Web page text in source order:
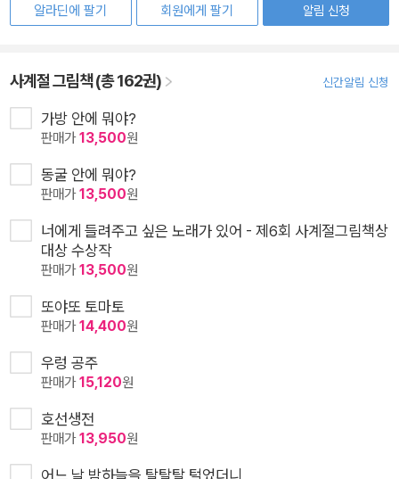
알라딘에 팔기
회원에게 팔기
알림 신청
사계절 그림책 (총 162권) 신간알림 신청
가방 안에 뭐야?
판매가13,500원
동굴 안에 뭐야?
판매가13,500원
너에게 들려주고 싶은 노래가 있어 - 제6회 사계절그림책상
대상 수상작
판매가13,500원
또야또 토마토
판매가14,400원
우렁 공주
판매가15,120원
호선생전
판매가13,950원
어느 날 밤하늘을 탈탈탈 털었더니